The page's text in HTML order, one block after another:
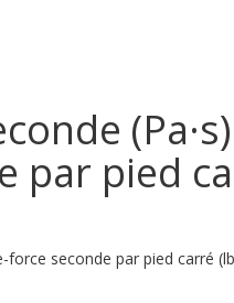
par pied
seconde par pied carré